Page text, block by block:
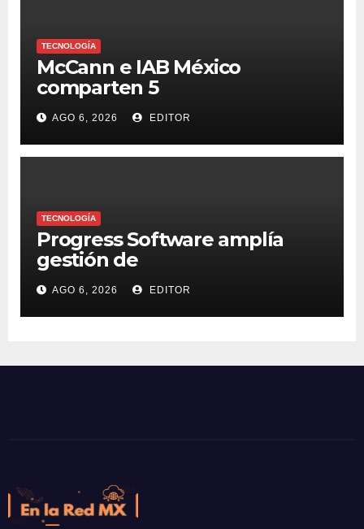
TECNOLOGÍA
McCann e IAB México
comparten 5
macrotendencias en la
industria del marketing y la
publicidad
AGO 6, 2026 EDITOR
TECNOLOGÍA
Progress Software amplía
gestión de
supercomputadoras de IA
NVIDIA DGX Spark con Chef
AGO 6, 2026 EDITOR